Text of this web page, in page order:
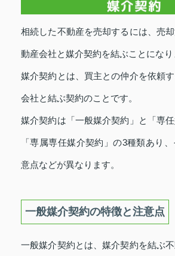
相続した不動産を売却するには、売
動産会社と媒介契約を結ぶことになり
媒介契約とは、買主との仲介を依頼
会社と結ぶ契約のことです。
媒介契約は「一般媒介契約」と「専
「専属専任媒介契約」の3種類あり
意点などが異なります。
一般媒介契約の特徴と注意点
一般媒介契約とは、媒介契約を結ぶ